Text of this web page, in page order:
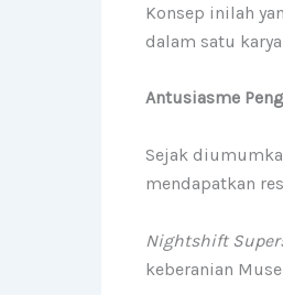
Konsep inilah
dalam satu
Antusiasme
Sejak
mendapatkan
Nightshift
keberanian